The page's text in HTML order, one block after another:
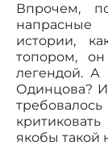
Впрочем,
истории,
топором,
легендой. А
Одинцова?
якобы такой